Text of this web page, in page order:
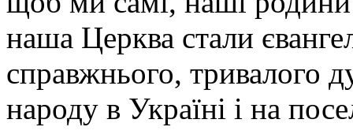
наша Церква стали
справжнього, тривалого
народу в Україні і на